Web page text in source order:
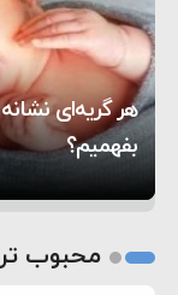
حماس
اعتراض
به
۱۶:۱۹
سختی
۱۰:۱۵
سنتکام
۶:۰۵
هر گریه‌ای
بفهمیم؟
تغذیه پدر
روی دیگر زندگی
2
محبوب